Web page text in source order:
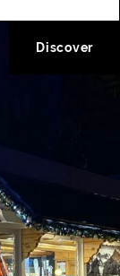
Discover